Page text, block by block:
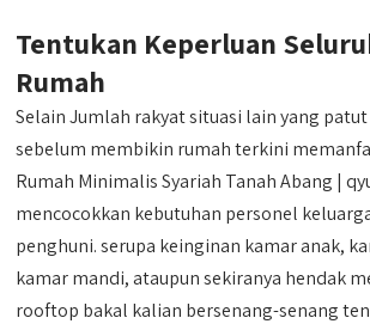
Tentukan Keperluan
Rumah
Selain Jumlah rakyat situasi lain yang
sebelum membikin rumah terkini
Rumah Minimalis Syariah Tanah Abang |
mencocokkan kebutuhan personel
penghuni. serupa keinginan kamar anak,
kamar mandi, ataupun sekiranya hendak
rooftop bakal kalian bersenang-senang